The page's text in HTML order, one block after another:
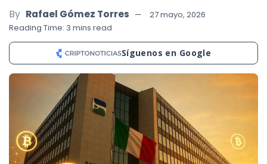
By Rafael Gómez Torres
27 mayo, 2026
Reading Time: 3 mins read
Síguenos en Google